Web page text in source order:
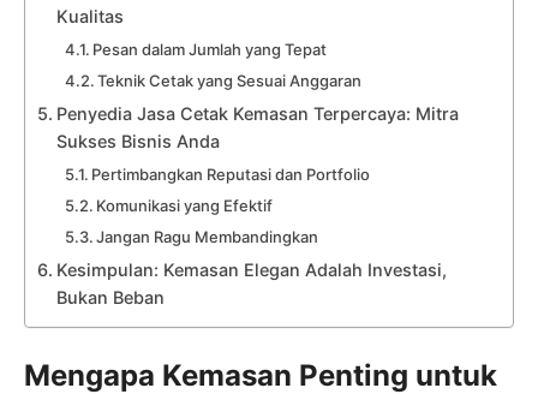
Kualitas
Pesan dalam Jumlah yang Tepat
Teknik Cetak yang Sesuai Anggaran
Penyedia Jasa Cetak Kemasan Terpercaya: Mitra
Sukses Bisnis Anda
Pertimbangkan Reputasi dan Portfolio
Komunikasi yang Efektif
Jangan Ragu Membandingkan
Kesimpulan: Kemasan Elegan Adalah Investasi,
Bukan Beban
Mengapa Kemasan Penting untuk